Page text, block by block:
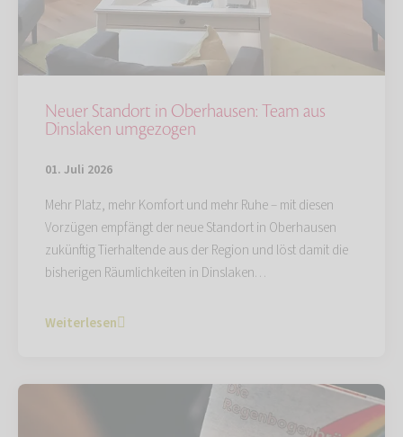
Neuer Standort in Oberhausen: Team aus
Dinslaken umgezogen
01. Juli 2026
Mehr Platz, mehr Komfort und mehr Ruhe – mit diesen
Vorzügen empfängt der neue Standort in Oberhausen
zukünftig Tierhaltende aus der Region und löst damit die
bisherigen Räumlichkeiten in Dinslaken…
Weiterlesen